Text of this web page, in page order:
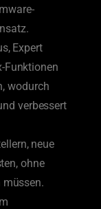
Expert
Funktionen
wodurch
verbessert
neue
ohne
müssen.